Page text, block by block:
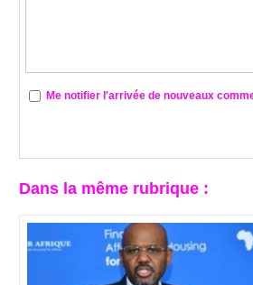
Me notifier l'arrivée de nouveaux
Dans la même rubrique :